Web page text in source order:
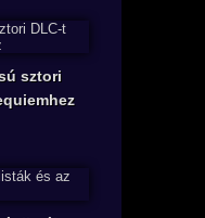
sztori